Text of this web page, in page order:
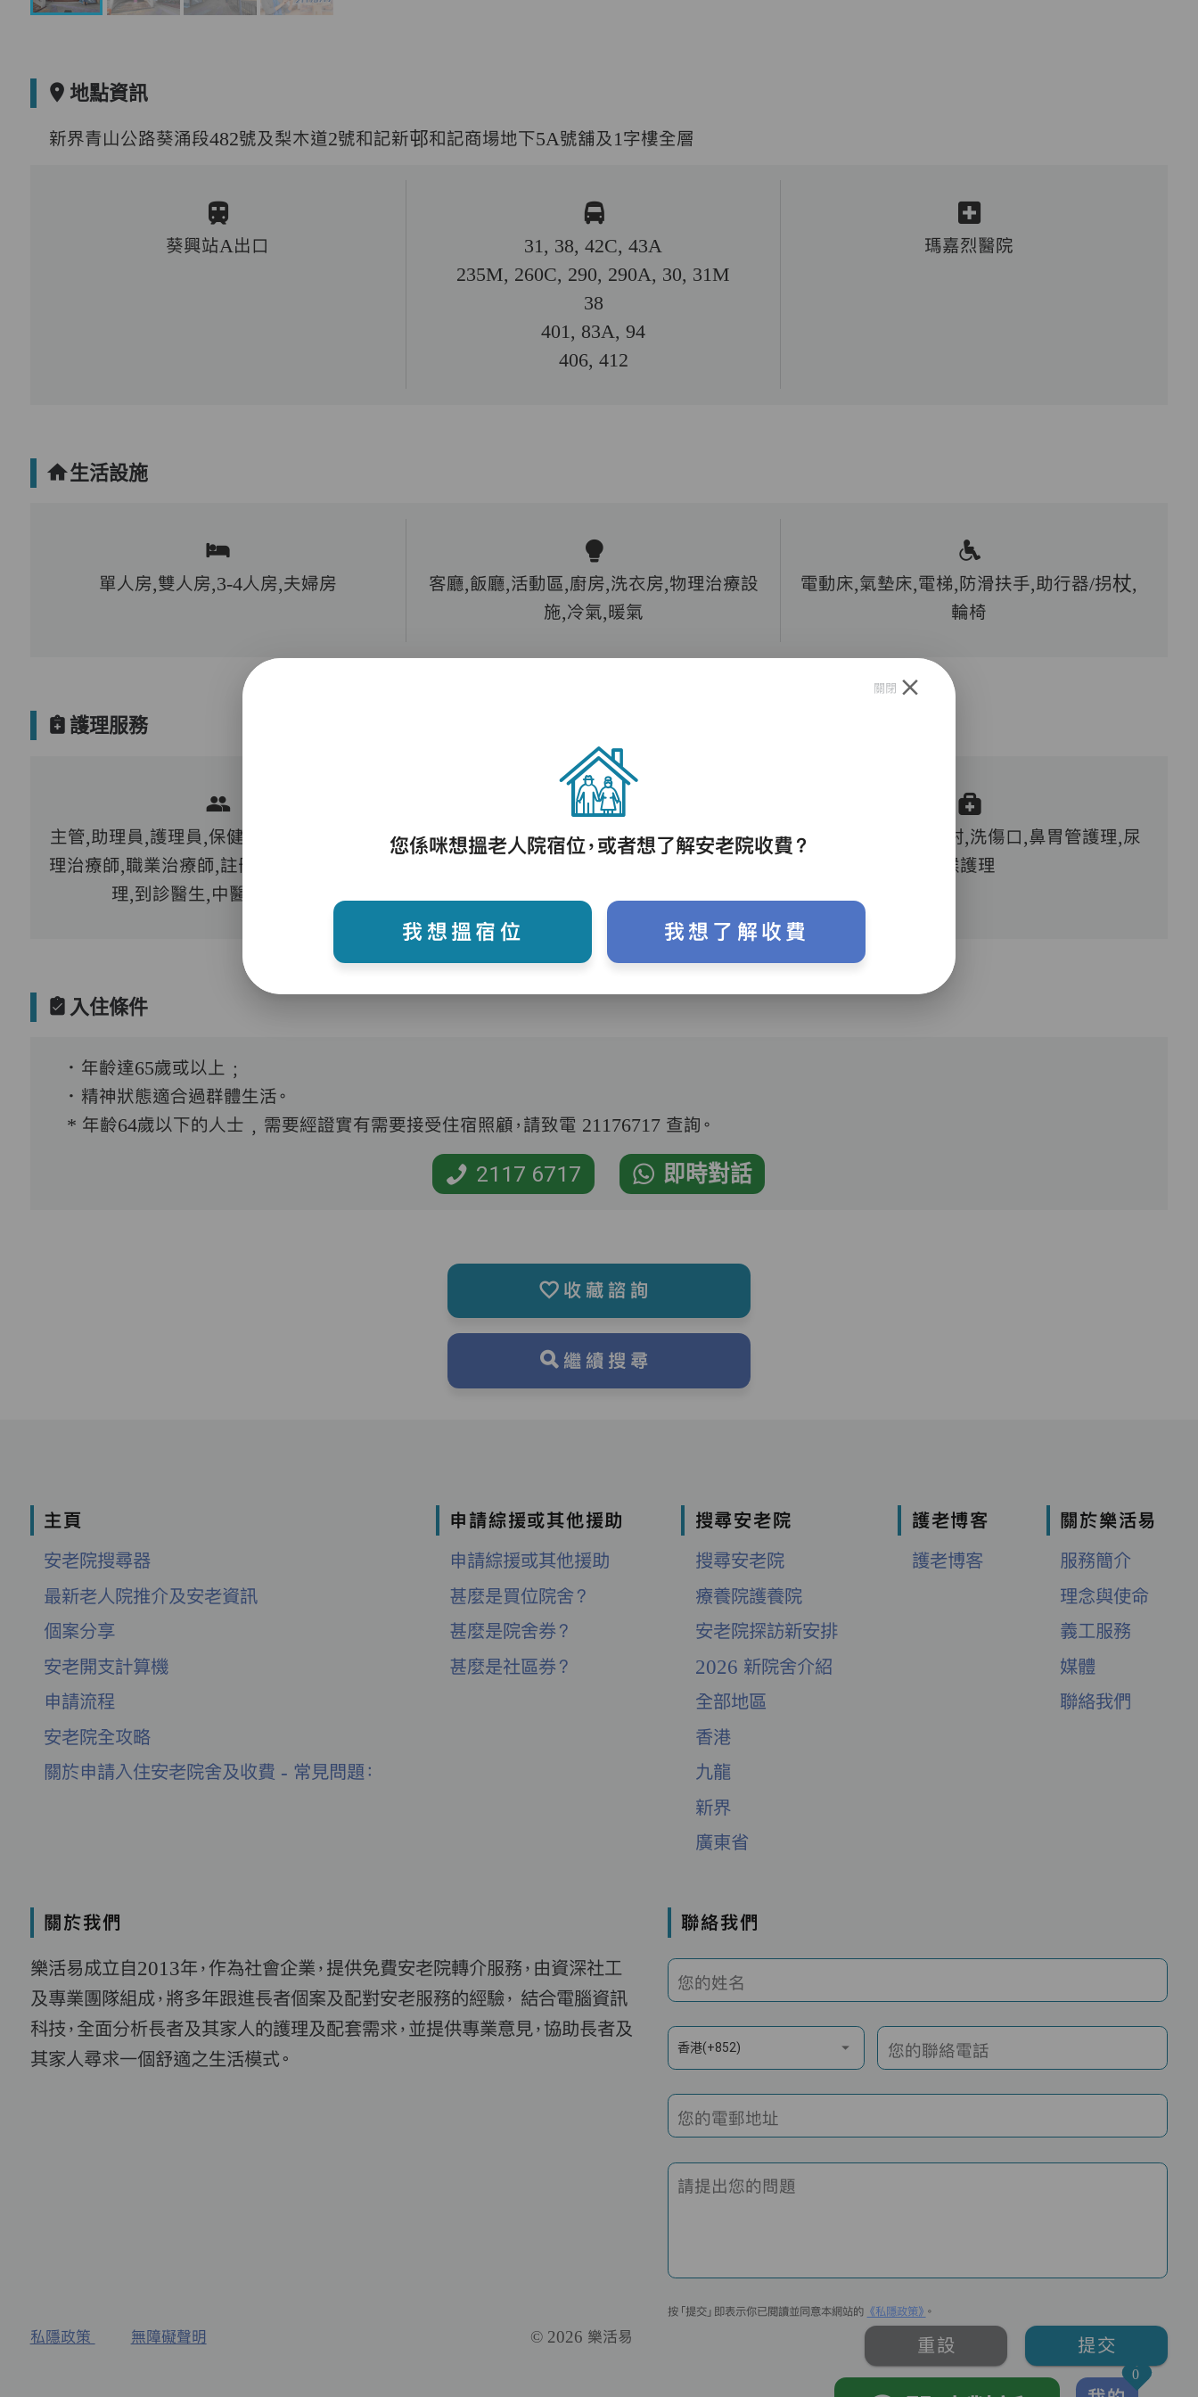
地點資訊
新界青山公路葵涌段482號及梨木道2號和記新邨和記商場地下5A號舖及1字樓全層
葵興站A出口
31, 38, 42C, 43A
235M, 260C, 290, 290A, 30, 31M
38
401, 83A, 94
406, 412
瑪嘉烈醫院
生活設施
單人房,雙人房,3-4人房,夫婦房
客廳,飯廳,活動區,廚房,洗衣房,物理治療設
施,冷氣,暖氣
電動床,氣墊床,電梯,防滑扶手,助行器/拐杖,
輪椅
護理服務
主管,助理員,護理員,保健員,營養師,護士,物
理治療師,職業治療師,註冊社工,物理治療助
理,到診醫生,中醫,外展牙科
護理評估、執藥、核派藥、量度生命表徵、協
血糖測試,胰島素注射,洗傷口,鼻胃管護理,尿
喉護理
入住條件
．年齡達65歲或以上﹔
．精神狀態適合過群體生活。
* 年齡64歲以下的人士﹐需要經證實有需要接受住宿照顧，請致電 21176717 查詢。
2117 6717 即時對話
收藏諮詢
繼續搜尋
主頁
安老院搜尋器
最新老人院推介及安老資訊
個案分享
安老開支計算機
申請流程
安老院全攻略
關於申請入住安老院舍及收費 - 常見問題：
申請綜援或其他援助
申請綜援或其他援助
甚麼是買位院舍？
甚麼是院舍券？
甚麼是社區券？
搜尋安老院
搜尋安老院
療養院護養院
安老院探訪新安排
2026 新院舍介紹
全部地區
香港
九龍
新界
廣東省
護老博客
護老博客
關於樂活易
服務簡介
理念與使命
義工服務
媒體
聯絡我們
關於我們
樂活易成立自2013年，作為社會企業，提供免費安老院轉介服務，由資深社工
及專業團隊組成，將多年跟進長者個案及配對安老服務的經驗， 結合電腦資訊
科技，全面分析長者及其家人的護理及配套需求，並提供專業意見，協助長者及
其家人尋求一個舒適之生活模式。
私隱政策 無障礙聲明 © 2026 樂活易
聯絡我們
您的姓名
香港(+852) 您的聯絡電話
您的電郵地址
請提出您的問題
按「提交」即表示你已閱讀並同意本網站的 《私隱政策》 。
重設 提交
0
關閉
您係咪想搵老人院宿位，或者想了解安老院收費？
我想搵宿位 我想了解收費